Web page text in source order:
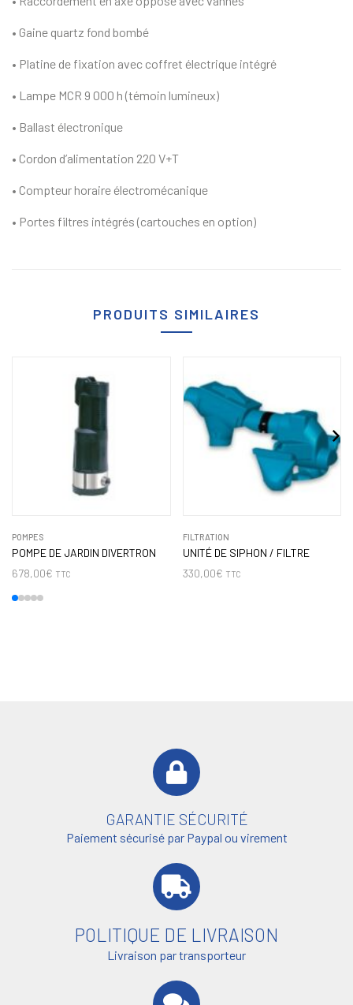
• Gaine quartz fond bombé
• Platine de fixation avec coffret électrique intégré
• Lampe MCR 9 000 h (témoin lumineux)
• Ballast électronique
• Cordon d’alimentation 220 V+T
• Compteur horaire électromécanique
• Portes filtres intégrés (cartouches en option)
PRODUITS SIMILAIRES
POMPES
POMPE DE JARDIN DIVERTRON
678,00€ TTC
FILTRATION
UNITÉ DE SIPHON / FILTRE
330,00€ TTC
GARANTIE SÉCURITÉ
Paiement sécurisé par Paypal ou virement
POLITIQUE DE LIVRAISON
Livraison par transporteur